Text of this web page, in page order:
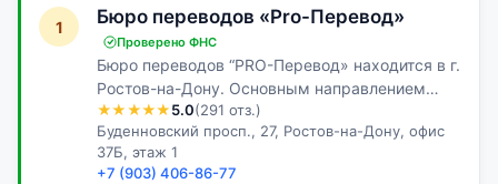
1 Бюро переводов «Pro-Перевод»
Проверено ФНС
Бюро переводов “PRO-Перевод» находится в г.
Ростов-на-Дону. Основным направлением
деятельности нашей компании является
профессиональный перевод документации с
различных языков. Английский, итальянский…
★★★★★5.0(291 отз.)
Буденновский просп., 27, Ростов-на-Дону, офис
37Б, этаж 1
+7 (903) 406-86-77